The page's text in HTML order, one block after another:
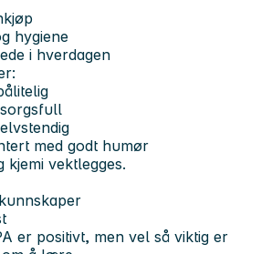
hygiene
i hverdagen
med godt humør
kjemi vektlegges.
er positivt, men vel så viktig er